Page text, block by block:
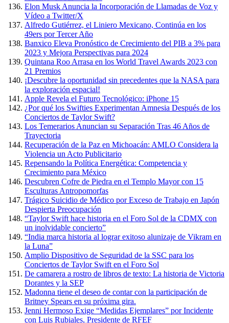
Elon Musk Anuncia la Incorporación de Llamadas de Voz y
Vídeo a Twitter/X
Alfredo Gutiérrez, el Liniero Mexicano, Continúa en los
49ers por Tercer Año
Banxico Eleva Pronóstico de Crecimiento del PIB a 3% para
2023 y Mejora Perspectivas para 2024
Quintana Roo Arrasa en los World Travel Awards 2023 con
21 Premios
¡Descubre la oportunidad sin precedentes que la NASA para
la exploración espacial!
Apple Revela el Futuro Tecnológico: iPhone 15
¿Por qué los Swifties Experimentan Amnesia Después de los
Conciertos de Taylor Swift?
Los Temerarios Anuncian su Separación Tras 46 Años de
Trayectoria
Recuperación de la Paz en Michoacán: AMLO Considera la
Violencia un Acto Publicitario
Repensando la Política Energética: Competencia y
Crecimiento para México
Descubren Cofre de Piedra en el Templo Mayor con 15
Esculturas Antropomorfas
Trágico Suicidio de Médico por Exceso de Trabajo en Japón
Despierta Preocupación
“Taylor Swift hace historia en el Foro Sol de la CDMX con
un inolvidable concierto”
“India marca historia al lograr exitoso alunizaje de Vikram en
la Luna”
Amplio Dispositivo de Seguridad de la SSC para los
Conciertos de Taylor Swift en el Foro Sol
De camarera a rostro de libros de texto: La historia de Victoria
Dorantes y la SEP
Madonna tiene el deseo de contar con la participación de
Britney Spears en su próxima gira.
Jenni Hermoso Exige “Medidas Ejemplares” por Incidente
con Luis Rubiales, Presidente de RFEF